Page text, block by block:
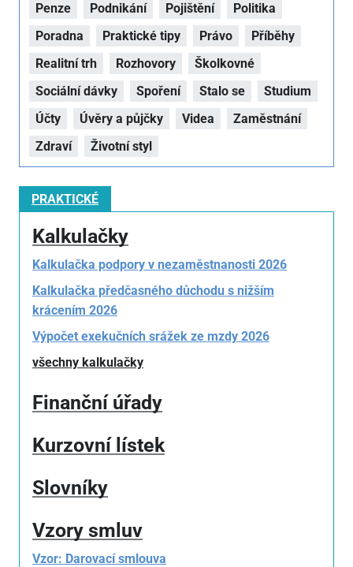
Penze
Podnikání Pojištění
Politika
Poradna
Praktické tipy Právo
Příběhy
Realitní trh
Rozhovory
Školkovné
Sociální dávky
Spoření Stalo se
Studium
Účty
Úvěry a půjčky Videa
Zaměstnání
Zdraví
Životní styl
PRAKTICKÉ
Kalkulačky
Kalkulačka podpory v nezaměstnanosti 2026
Kalkulačka předčasného důchodu s nižším
krácením 2026
Výpočet exekučních srážek ze mzdy 2026
všechny kalkulačky
Finanční úřady
Kurzovní lístek
Slovníky
Vzory smluv
Vzor: Darovací smlouva